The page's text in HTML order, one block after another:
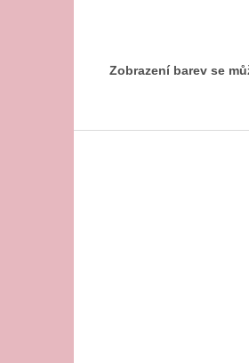
Zobrazení barev se